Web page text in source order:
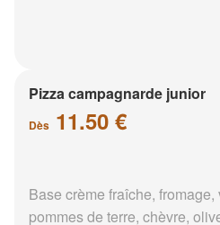
Pizza campagnarde junior
Dès 11.50 €
Base crème fraîche,
pommes de terre, chèvre,